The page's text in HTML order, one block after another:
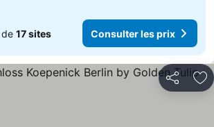
17 sites Consulter les prix
Partager